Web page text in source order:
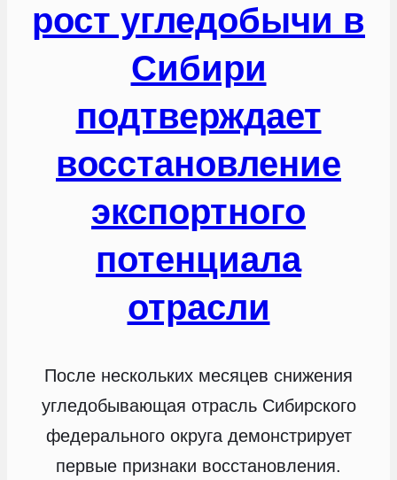
рост угледобычи в
Сибири
подтверждает
восстановление
экспортного
потенциала
отрасли
После нескольких месяцев снижения
угледобывающая отрасль Сибирского
федерального округа демонстрирует
первые признаки восстановления.